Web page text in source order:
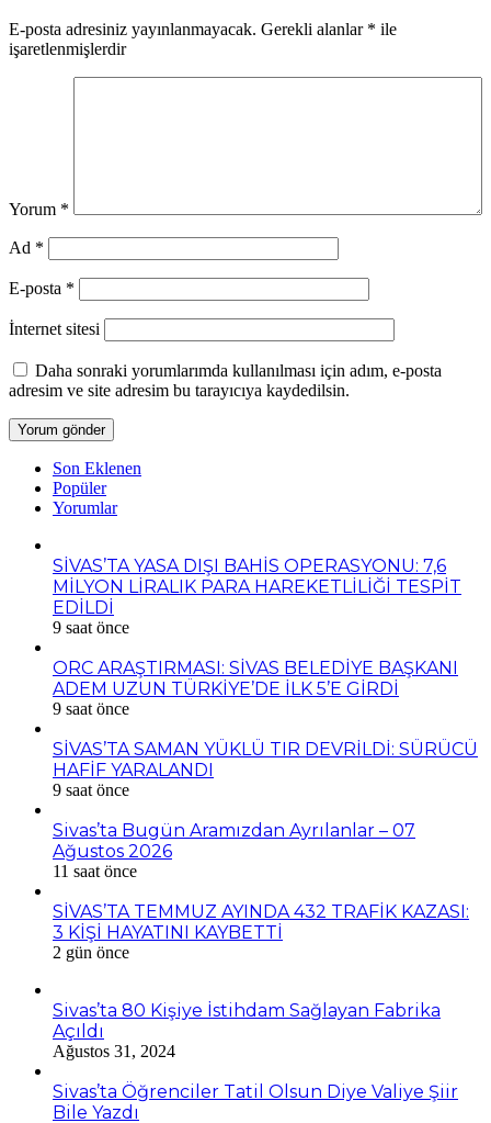
E-posta adresiniz yayınlanmayacak. Gerekli alanlar * ile
işaretlenmişlerdir
Yorum *
Ad *
E-posta *
İnternet sitesi
Daha sonraki yorumlarımda kullanılması için adım, e-posta
adresim ve site adresim bu tarayıcıya kaydedilsin.
Son Eklenen
Popüler
Yorumlar
SİVAS’TA YASA DIŞI BAHİS OPERASYONU: 7,6
MİLYON LİRALIK PARA HAREKETLİLİĞİ TESPİT
EDİLDİ
9 saat önce
ORC ARAŞTIRMASI: SİVAS BELEDİYE BAŞKANI
ADEM UZUN TÜRKİYE’DE İLK 5’E GİRDİ
9 saat önce
SİVAS’TA SAMAN YÜKLÜ TIR DEVRİLDİ: SÜRÜCÜ
HAFİF YARALANDI
9 saat önce
Sivas’ta Bugün Aramızdan Ayrılanlar – 07
Ağustos 2026
11 saat önce
SİVAS’TA TEMMUZ AYINDA 432 TRAFİK KAZASI:
3 KİŞİ HAYATINI KAYBETTİ
2 gün önce
Sivas’ta 80 Kişiye İstihdam Sağlayan Fabrika
Açıldı
Ağustos 31, 2024
Sivas’ta Öğrenciler Tatil Olsun Diye Valiye Şiir
Bile Yazdı